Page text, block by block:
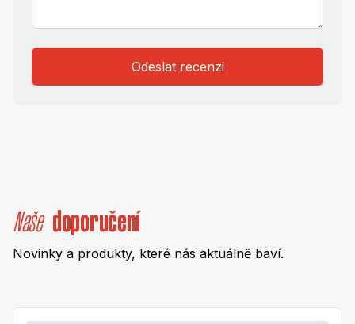
Odeslat recenzi
Naše doporučení
Novinky a produkty, které nás aktuálně baví.